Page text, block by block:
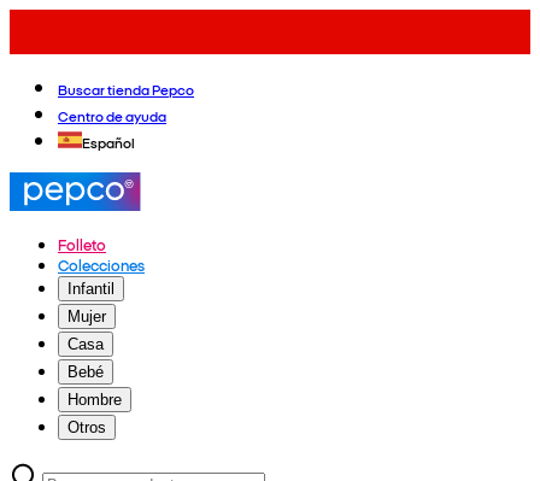
Buscar tienda Pepco
Centro de ayuda
Español
Folleto
Colecciones
Infantil
Mujer
Casa
Bebé
Hombre
Otros